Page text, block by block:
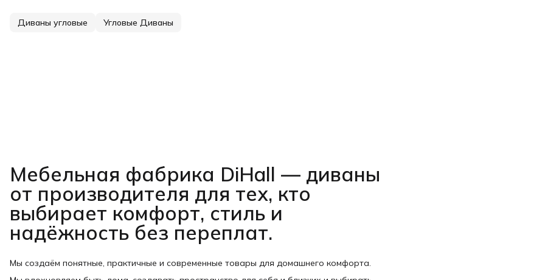
Диваны угловые Угловые Диваны
Мебельная фабрика DiHall — диваны
от производителя для тех, кто
выбирает комфорт, стиль и
надёжность без переплат.
Мы создаём понятные, практичные и современные товары для домашнего комфорта.